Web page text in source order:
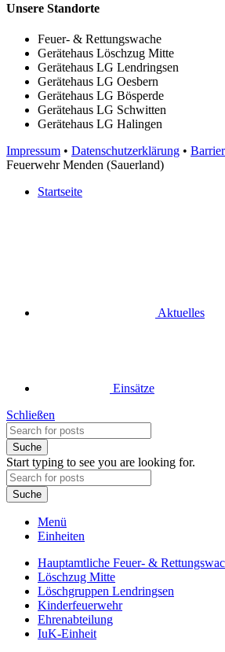
Unsere Standorte
Feuer- & Rettungswache
Gerätehaus Löschzug Mitte
Gerätehaus LG Lendringsen
Gerätehaus LG Oesbern
Gerätehaus LG Bösperde
Gerätehaus LG Schwitten
Gerätehaus LG Halingen
Impressum • Datenschutzerklärung •
Feuerwehr Menden (Sauerland)
Startseite
Aktuelles
Einsätze
Schließen
Suche
Start typing to see you are looking for.
Suche
Menü
Einheiten
Hauptamtliche Feuer- &
Löschzug Mitte
Löschgruppen Lendringsen
Kinderfeuerwehr
Ehrenabteilung
IuK-Einheit